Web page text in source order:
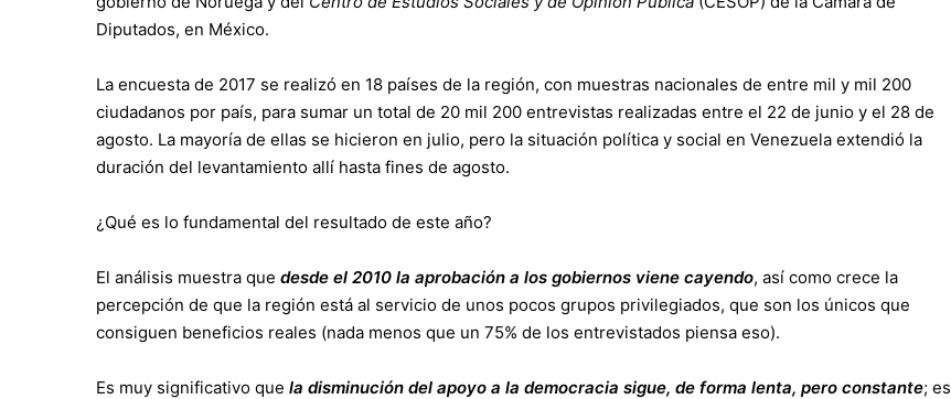
Diputados, en México.
La encuesta de 2017 se realizó en 18 países de la región, con muestras nacionales de entre mil y mil 200
ciudadanos por país, para sumar un total de 20 mil 200 entrevistas realizadas entre el 22 de junio y el 28 de
agosto. La mayoría de ellas se hicieron en julio, pero la situación política y social en Venezuela extendió la
duración del levantamiento allí hasta fines de agosto.
¿Qué es lo fundamental del resultado de este año?
El análisis muestra que desde el 2010 la aprobación a los gobiernos viene cayendo, así como crece la
percepción de que la región está al servicio de unos pocos grupos privilegiados, que son los únicos que
consiguen beneficios reales (nada menos que un 75% de los entrevistados piensa eso).
Es muy significativo que la disminución del apoyo a la democracia sigue, de forma lenta, pero constante; es